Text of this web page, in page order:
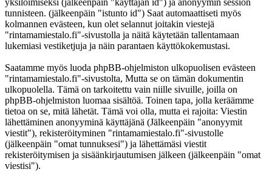
yksilöimiseksi (jälkeenpäin "käyttäjän id") ja anonyymin session
tunnisteen. (jälkeenpäin "istunto id") Saat automaattiseti myös
kolmannen evästeen, kun olet selannut joitakin viestejä
"rintamamiestalo.fi"-sivustolla ja näitä käytetään tallentamaan
lukemiasi vestiketjuja ja näin parantaen käyttökokemustasi.
Saatamme myös luoda phpBB-ohjelmiston ulkopuolisen evästeen
"rintamamiestalo.fi"-sivustolta, Mutta se on tämän dokumentin
ulkopuolella. Tämä on tarkoitettu vain niille sivuille, joilla on
phpBB-ohjelmiston luomaa sisältöä. Toinen tapa, jolla keräämme
tietoa on se, mitä lähetät. Tämä voi olla, mutta ei rajoita: Viestin
lähettäminen anonyyminä käyttäjänä (Jälkeenpäin "anonyymit
viestit"), rekisteröityminen "rintamamiestalo.fi"-sivustolle
(jälkeenpäin "omat tunnuksesi") ja lähettämäsi viestit
rekisteröitymisen ja sisäänkirjautumisen jälkeen (jälkeenpäin "omat
viestisi").